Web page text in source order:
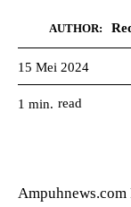
AUTHOR:
15 Mei 2024
1 min. read